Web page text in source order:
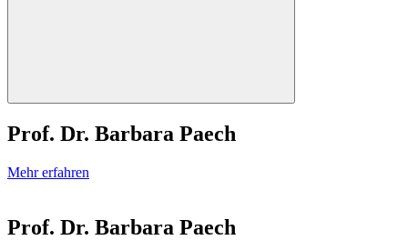
Prof. Dr. Barbara Paech
Mehr erfahren
Prof. Dr. Barbara Paech